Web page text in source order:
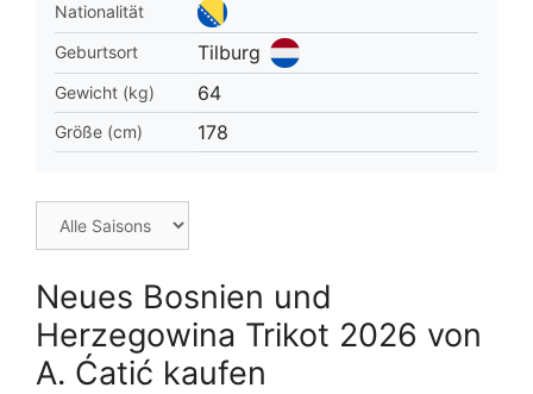
Nationalität
Geburtsort
Tilburg
Gewicht (kg) 64
Größe (cm) 178
Neues Bosnien und
Herzegowina Trikot 2026 von
A. Ćatić kaufen